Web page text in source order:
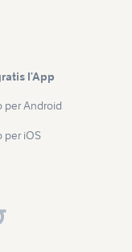
l’App
per Android
per iOS